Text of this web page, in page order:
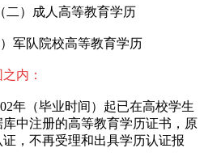
二）成人高等教育学历
军队院校高等教育学历
内：
年（毕业时间）起已在高校学生
中注册的高等教育学历证书，原
，不再受理和出具学历认证报